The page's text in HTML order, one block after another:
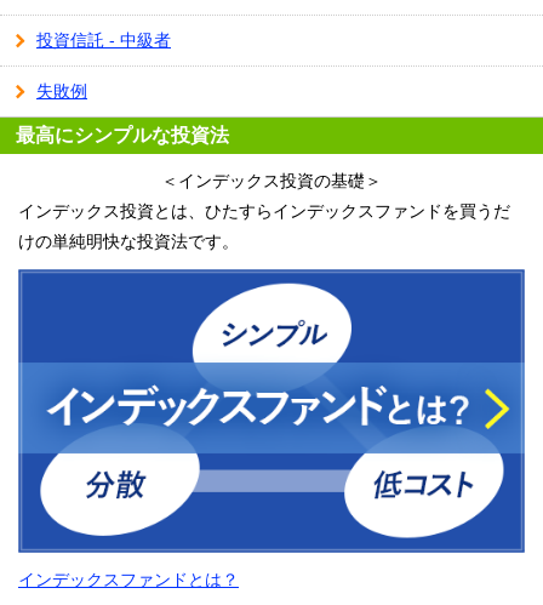
投資信託 - 中級者
失敗例
最高にシンプルな投資法
＜インデックス投資の基礎＞
インデックス投資とは、ひたすらインデックスファンドを買うだ
けの単純明快な投資法です。
インデックスファンドとは？